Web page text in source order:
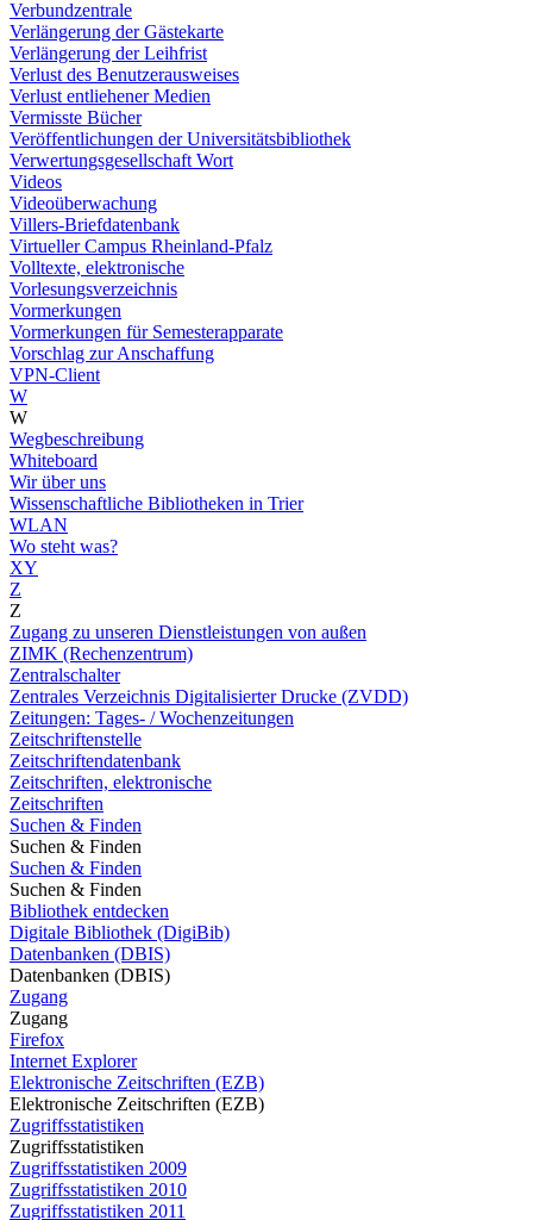
Verbundzentrale
Verlängerung der Gästekarte
Verlängerung der Leihfrist
Verlust des Benutzerausweises
Verlust entliehener Medien
Vermisste Bücher
Veröffentlichungen der Universitätsbibliothek
Verwertungsgesellschaft Wort
Videos
Videoüberwachung
Villers-Briefdatenbank
Virtueller Campus Rheinland-Pfalz
Volltexte, elektronische
Vorlesungsverzeichnis
Vormerkungen
Vormerkungen für Semesterapparate
Vorschlag zur Anschaffung
VPN-Client
W
W
Wegbeschreibung
Whiteboard
Wir über uns
Wissenschaftliche Bibliotheken in Trier
WLAN
Wo steht was?
XY
Z
Z
Zugang zu unseren Dienstleistungen von außen
ZIMK (Rechenzentrum)
Zentralschalter
Zentrales Verzeichnis Digitalisierter Drucke (ZVDD)
Zeitungen: Tages- / Wochenzeitungen
Zeitschriftenstelle
Zeitschriftendatenbank
Zeitschriften, elektronische
Zeitschriften
Suchen & Finden
Suchen & Finden
Suchen & Finden
Suchen & Finden
Bibliothek entdecken
Digitale Bibliothek (DigiBib)
Datenbanken (DBIS)
Datenbanken (DBIS)
Zugang
Zugang
Firefox
Internet Explorer
Elektronische Zeitschriften (EZB)
Elektronische Zeitschriften (EZB)
Zugriffsstatistiken
Zugriffsstatistiken
Zugriffsstatistiken 2009
Zugriffsstatistiken 2010
Zugriffsstatistiken 2011